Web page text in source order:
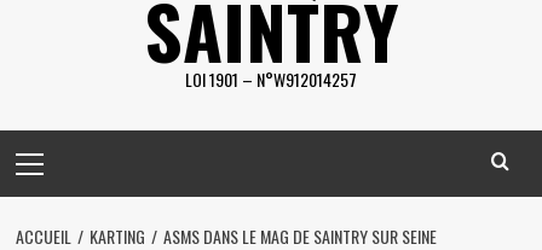
SAINTRY
LOI 1901 – N°W912014257
Menu
ACCUEIL KARTING ASMS DANS LE MAG DE SAINTRY SUR SEINE